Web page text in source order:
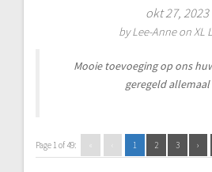
okt 27, 2023
byLee-AnneonXL
Mooie toevoeging op ons
geregeld
Page 1 of 49: 1 2 3 ›